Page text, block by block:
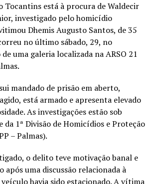
Tocantins está à procura de Waldecir
investigado pelo homicídio
Dhemis Augusto Santos, de 35
no último sábado, 29, no
uma galeria localizada na ARSO 21
mandado de prisão em aberto,
está armado e apresenta elevado
As investigações estão sob
da 1ª Divisão de Homicídios e Proteção
– Palmas).
o delito teve motivação banal e
após uma discussão relacionada à
havia sido estacionado. A vítima